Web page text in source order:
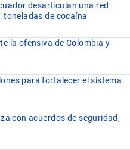
desarticulan una red
de cocaína
la ofensiva de Colombia y
para fortalecer el sistema
con acuerdos de seguridad,